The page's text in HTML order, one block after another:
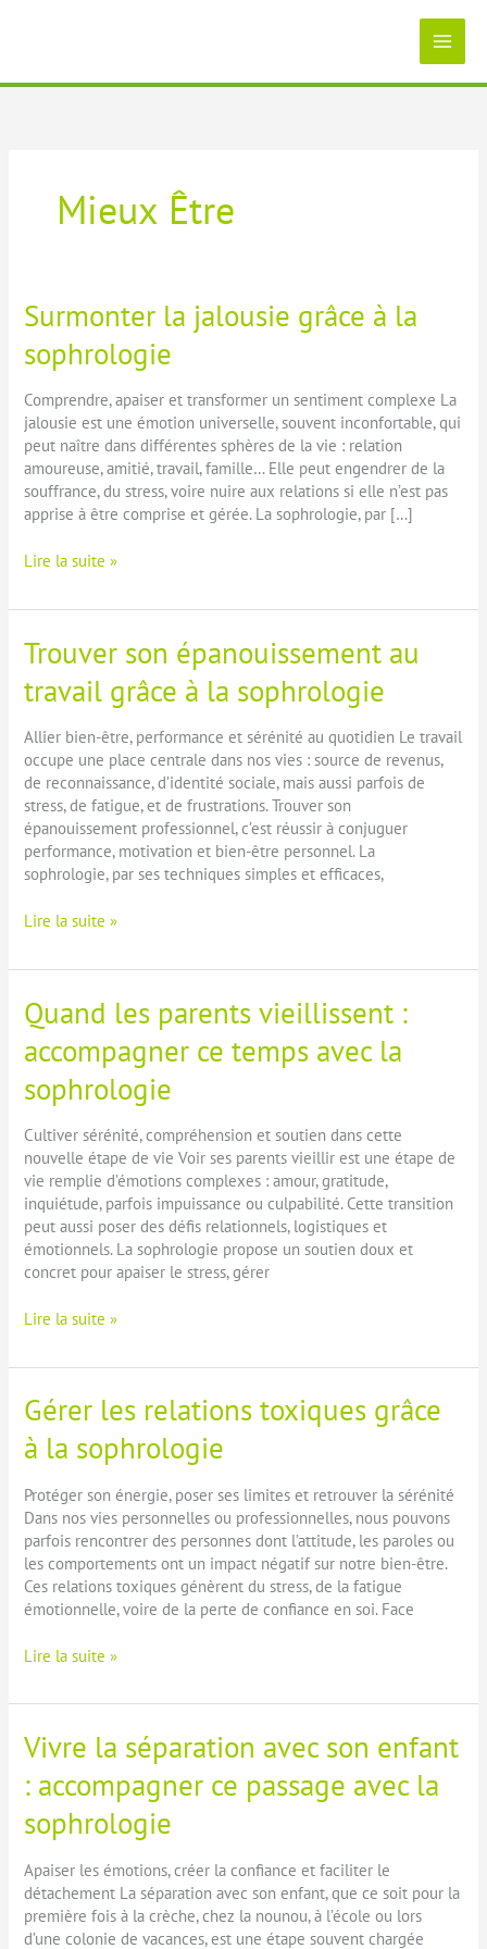
Mieux Être
Surmonter la jalousie grâce à la
sophrologie
Comprendre, apaiser et transformer un sentiment complexe La
jalousie est une émotion universelle, souvent inconfortable, qui
peut naître dans différentes sphères de la vie : relation
amoureuse, amitié, travail, famille… Elle peut engendrer de la
souffrance, du stress, voire nuire aux relations si elle n’est pas
apprise à être comprise et gérée. La sophrologie, par […]
Surmonter
jalousie
à
sophrologie
Lire la suite »
Trouver son épanouissement au
travail grâce à la sophrologie
Allier bien-être, performance et sérénité au quotidien Le travail
occupe une place centrale dans nos vies : source de revenus,
de reconnaissance, d’identité sociale, mais aussi parfois de
stress, de fatigue, et de frustrations. Trouver son
épanouissement professionnel, c’est réussir à conjuguer
performance, motivation et bien-être personnel. La
sophrologie, par ses techniques simples et efficaces,
Trouver
épanouissement
travail
grâce
à
la
sophrologie
Lire la suite »
Quand les parents vieillissent :
accompagner ce temps avec la
sophrologie
Cultiver sérénité, compréhension et soutien dans cette
nouvelle étape de vie Voir ses parents vieillir est une étape de
vie remplie d’émotions complexes : amour, gratitude,
inquiétude, parfois impuissance ou culpabilité. Cette transition
peut aussi poser des défis relationnels, logistiques et
émotionnels. La sophrologie propose un soutien doux et
concret pour apaiser le stress, gérer
Quand
parents
:
accompagner
ce
avec
la
sophrologie
Lire la suite »
Gérer les relations toxiques grâce
à la sophrologie
Protéger son énergie, poser ses limites et retrouver la sérénité
Dans nos vies personnelles ou professionnelles, nous pouvons
parfois rencontrer des personnes dont l’attitude, les paroles ou
les comportements ont un impact négatif sur notre bien-être.
Ces relations toxiques génèrent du stress, de la fatigue
émotionnelle, voire de la perte de confiance en soi. Face
Gérer
relations
grâce
la
sophrologie
Lire la suite »
Vivre la séparation avec son enfant
: accompagner ce passage avec la
sophrologie
Apaiser les émotions, créer la confiance et faciliter le
détachement La séparation avec son enfant, que ce soit pour la
première fois à la crèche, chez la nounou, à l’école ou lors
d’une colonie de vacances, est une étape souvent chargée